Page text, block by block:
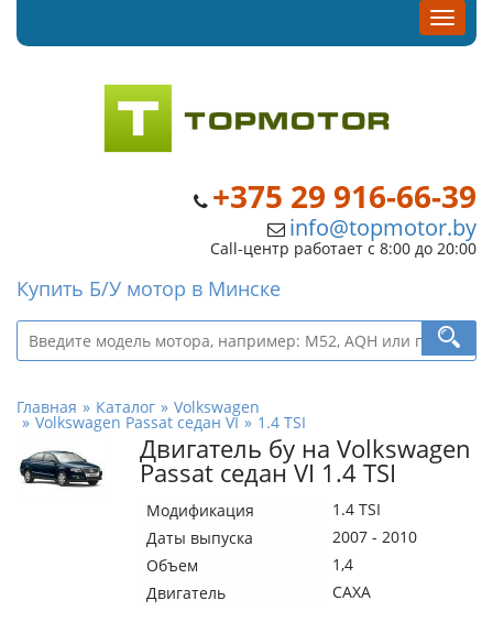
+375 29 916-66-39
info@topmotor.by
Call-центр работает с 8:00 до 20:00
Купить Б/У мотор в Минске
Главная Каталог Volkswagen
Volkswagen Passat седан VI 1.4 TSI
Двигатель бу на Volkswagen
Passat седан VI 1.4 TSI
Модификация
1.4 TSI
Даты выпуска
2007 - 2010
Объем
1,4
Двигатель
CAXA